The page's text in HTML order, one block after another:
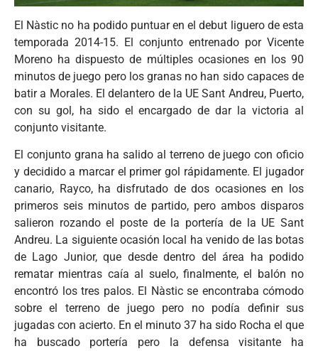
El Nàstic no ha podido puntuar en el debut liguero de esta
temporada 2014-15. El conjunto entrenado por Vicente
Moreno ha dispuesto de múltiples ocasiones en los 90
minutos de juego pero los granas no han sido capaces de
batir a Morales. El delantero de la UE Sant Andreu, Puerto,
con su gol, ha sido el encargado de dar la victoria al
conjunto visitante.
El conjunto grana ha salido al terreno de juego con oficio
y decidido a marcar el primer gol rápidamente. El jugador
canario, Rayco, ha disfrutado de dos ocasiones en los
primeros seis minutos de partido, pero ambos disparos
salieron rozando el poste de la portería de la UE Sant
Andreu. La siguiente ocasión local ha venido de las botas
de Lago Junior, que desde dentro del área ha podido
rematar mientras caía al suelo, finalmente, el balón no
encontró los tres palos. El Nàstic se encontraba cómodo
sobre el terreno de juego pero no podía definir sus
jugadas con acierto. En el minuto 37 ha sido Rocha el que
ha buscado portería pero la defensa visitante ha